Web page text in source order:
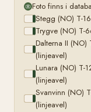
Foto finns i
Stegg (NO) T-
Trygve (NO) T-
Dalterna II
(linjeavel)
Lunara (NO) T-
(linjeavel)
Svanvinn (NO)
(linjeavel)